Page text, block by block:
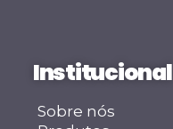
Institucional
Sobre nós